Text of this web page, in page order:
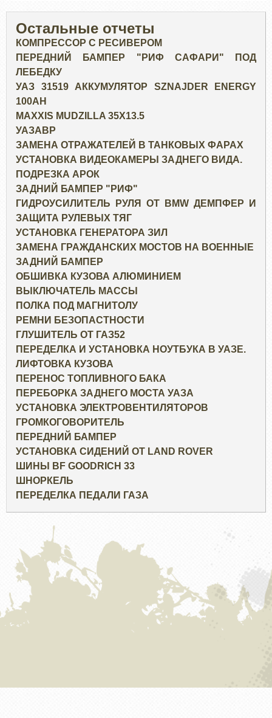
Остальные отчеты
КОМПРЕССОР С РЕСИВЕРОМ
ПЕРЕДНИЙ БАМПЕР "РИФ САФАРИ" ПОД
ЛЕБЕДКУ
УАЗ 31519 АККУМУЛЯТОР SZNAJDER ENERGY
100AH
MAXXIS MUDZILLA 35X13.5
УАЗАВР
ЗАМЕНА ОТРАЖАТЕЛЕЙ В ТАНКОВЫХ ФАРАХ
УСТАНОВКА ВИДЕОКАМЕРЫ ЗАДНЕГО ВИДА.
ПОДРЕЗКА АРОК
ЗАДНИЙ БАМПЕР "РИФ"
ГИДРОУСИЛИТЕЛЬ РУЛЯ ОТ BMW ДЕМПФЕР И
ЗАЩИТА РУЛЕВЫХ ТЯГ
УСТАНОВКА ГЕНЕРАТОРА ЗИЛ
ЗАМЕНА ГРАЖДАНСКИХ МОСТОВ НА ВОЕННЫЕ
ЗАДНИЙ БАМПЕР
ОБШИВКА КУЗОВА АЛЮМИНИЕМ
ВЫКЛЮЧАТЕЛЬ МАССЫ
ПОЛКА ПОД МАГНИТОЛУ
РЕМНИ БЕЗОПАСТНОСТИ
ГЛУШИТЕЛЬ ОТ ГАЗ52
ПЕРЕДЕЛКА И УСТАНОВКА НОУТБУКА В УАЗЕ.
ЛИФТОВКА КУЗОВА
ПЕРЕНОС ТОПЛИВНОГО БАКА
ПЕРЕБОРКА ЗАДНЕГО МОСТА УАЗА
УСТАНОВКА ЭЛЕКТРОВЕНТИЛЯТОРОВ
ГРОМКОГОВОРИТЕЛЬ
ПЕРЕДНИЙ БАМПЕР
УСТАНОВКА СИДЕНИЙ ОТ LAND ROVER
ШИНЫ BF GOODRICH 33
ШНОРКЕЛЬ
ПЕРЕДЕЛКА ПЕДАЛИ ГАЗА